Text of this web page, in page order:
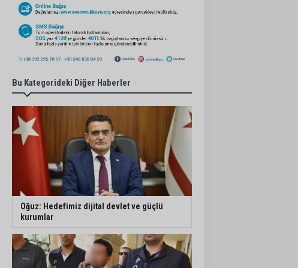
Bu Kategorideki Diğer Haberler
Oğuz: Hedefimiz dijital devlet ve güçlü
kurumlar